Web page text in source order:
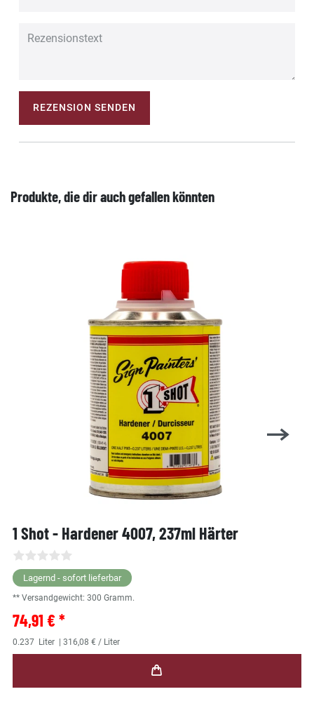
REZENSION SENDEN
Produkte, die dir auch gefallen könnten
1 Shot - Hardener 4007, 237ml Härter
Lagernd - sofort lieferbar
** Versandgewicht: 300 Gramm.
74,91 € *
0.237 Liter | 316,08 € / Liter